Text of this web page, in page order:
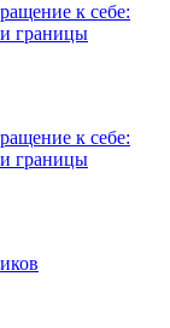
к себе:
границы
к себе:
границы